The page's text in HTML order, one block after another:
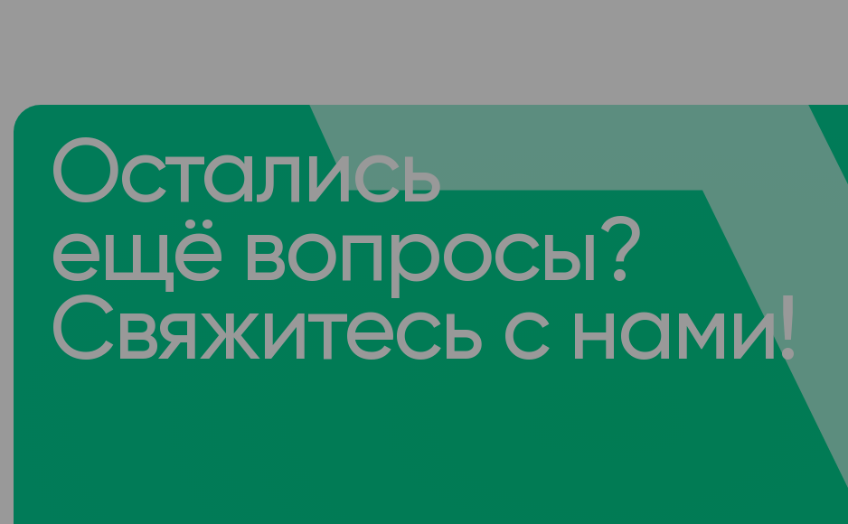
Остались
ещё вопросы?
Свяжитесь с нами!